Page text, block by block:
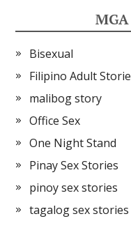
MGA
Bisexual
Filipino Adult
malibog story
Office Sex
One Night Stand
Pinay Sex Stories
pinoy sex stories
tagalog sex stories